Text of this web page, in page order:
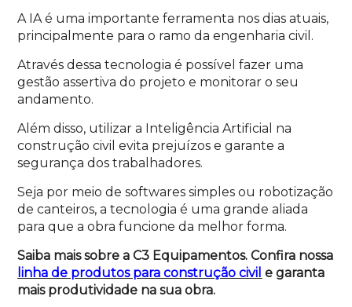
A IA é uma importante ferramenta nos dias atuais,
principalmente para o ramo da engenharia civil.
Através dessa tecnologia é possível fazer uma
gestão assertiva do projeto e monitorar o seu
andamento.
Além disso, utilizar a Inteligência Artificial na
construção civil evita prejuízos e garante a
segurança dos trabalhadores.
Seja por meio de softwares simples ou robotização
de canteiros, a tecnologia é uma grande aliada
para que a obra funcione da melhor forma.
Saiba mais sobre a C3 Equipamentos. Confira nossa
linha de produtos para construção civil e garanta
mais produtividade na sua obra.